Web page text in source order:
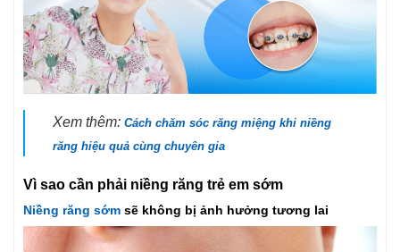
Xem thêm: Cách chăm sóc răng miệng khi niềng
răng hiệu quả cùng chuyên gia
Vì sao cần phải niềng răng trẻ em sớm
Niềng răng sớm sẽ không bị ảnh hưởng tương lai